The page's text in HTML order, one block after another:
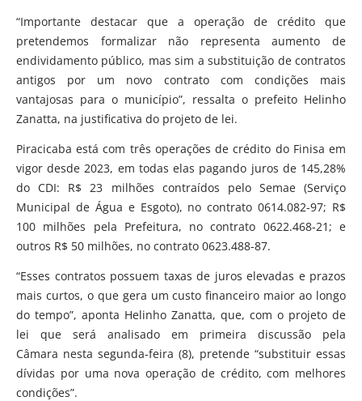
“Importante destacar que a operação de crédito que
pretendemos formalizar não representa aumento de
endividamento público, mas sim a substituição de contratos
antigos por um novo contrato com condições mais
vantajosas para o município”, ressalta o prefeito Helinho
Zanatta, na justificativa do projeto de lei.
Piracicaba está com três operações de crédito do Finisa em
vigor desde 2023, em todas elas pagando juros de 145,28%
do CDI: R$ 23 milhões contraídos pelo Semae (Serviço
Municipal de Água e Esgoto), no contrato 0614.082-97; R$
100 milhões pela Prefeitura, no contrato 0622.468-21; e
outros R$ 50 milhões, no contrato 0623.488-87.
“Esses contratos possuem taxas de juros elevadas e prazos
mais curtos, o que gera um custo financeiro maior ao longo
do tempo”, aponta Helinho Zanatta, que, com o projeto de
lei que será analisado em primeira discussão pela
Câmara nesta segunda-feira (8), pretende “substituir essas
dívidas por uma nova operação de crédito, com melhores
condições”.